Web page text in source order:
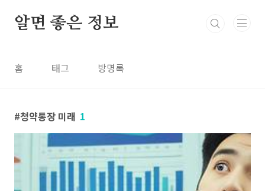
알면 좋은 정보
홈 태그 방명록
청약통장 미래 1